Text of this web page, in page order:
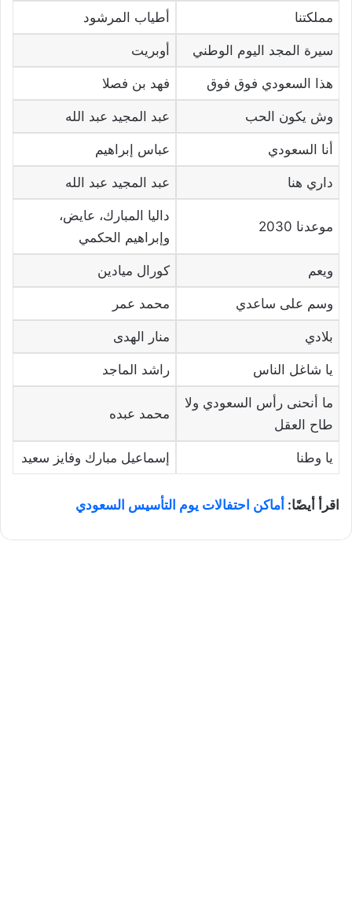
مملكتنا أطياب المرشود
سيرة المجد اليوم الوطني أوبريت
هذا السعودي فوق فوق فهد بن فصلا
وش يكون الحب عبد المجيد عبد الله
أنا السعودي عباس إبراهيم
داري هنا عبد المجيد عبد الله
موعدنا 2030
داليا المبارك، عايض،
وإبراهيم الحكمي
ويعم كورال ميادين
وسم على ساعدي محمد عمر
بلادي منار الهدى
يا شاغل الناس راشد الماجد
ما أنحنى رأس السعودي ولا
طاح العقل
محمد عبده
يا وطنا إسماعيل مبارك وفايز سعيد
اقرأ أيضًا: أماكن احتفالات يوم التأسيس السعودي